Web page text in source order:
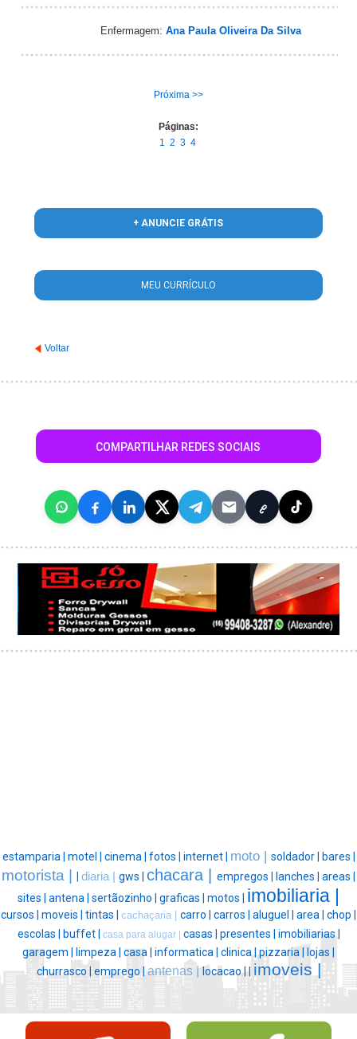
Enfermagem: Ana Paula Oliveira Da Silva
Próxima >>
Páginas:
1 2 3 4
+ ANUNCIE GRÁTIS
MEU CURRÍCULO
Voltar
COMPARTILHAR REDES SOCIAIS
estamparia | motel | cinema | fotos | internet | moto | soldador | bares |
motorista | | diaria | gws | chacara | empregos | lanches | areas |
sites | antena | sertãozinho | graficas | motos | imobiliaria |
cursos | moveis | tintas | cachaçaria | carro | carros | aluguel | area | chop |
escolas | buffet | casa para alugar | casas | presentes | imobiliarias |
garagem | limpeza | casa | informatica | clinica |pizzaria | lojas |
churrasco | emprego |antenas |locacao || imoveis |